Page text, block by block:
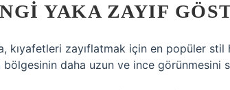
YAKA ZAYIF
kıyafetleri zayıflatmak için en popüler
bölgesinin daha uzun ve ince görünmesini